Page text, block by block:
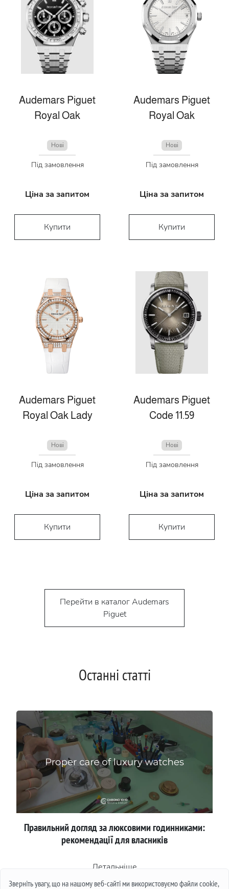
Зверніть увагу, що на нашому веб-сайті ми використовуємо файли cookie,
Audemars Piguet
Royal Oak
Нові
Під замовлення
Ціна за запитом
Купити
Audemars Piguet
Royal Oak
Нові
Під замовлення
Ціна за запитом
Купити
Audemars Piguet
Royal Oak Lady
Нові
Під замовлення
Ціна за запитом
Купити
Audemars Piguet
Code 11.59
Нові
Під замовлення
Ціна за запитом
Купити
Перейти в каталог Audemars
Piguet
Останні статті
Правильний догляд за люксовими годинниками:
рекомендації для власників
Детальніше